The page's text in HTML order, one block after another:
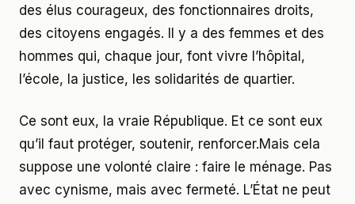
des élus courageux, des fonctionnaires droits,
des citoyens engagés. Il y a des femmes et des
hommes qui, chaque jour, font vivre l’hôpital,
l’école, la justice, les solidarités de quartier.
Ce sont eux, la vraie République. Et ce sont eux
qu’il faut protéger, soutenir, renforcer.Mais cela
suppose une volonté claire : faire le ménage. Pas
avec cynisme, mais avec fermeté. L’État ne peut